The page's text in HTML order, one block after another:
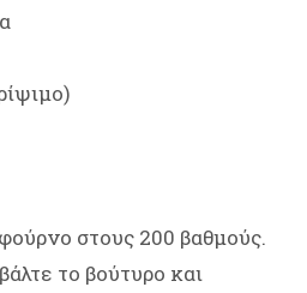
στους 200 βαθμούς.
το βούτυρο και